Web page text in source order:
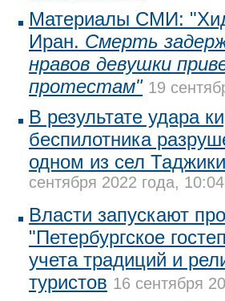
Материалы СМИ:
Иран. Смерть
нравов девушки
протестам" 19
В результате удара
беспилотника
одном из сел
сентября 2022 года, 10:04
Власти запускают
"Петербургское
учета традиций и
туристов 16 сентября